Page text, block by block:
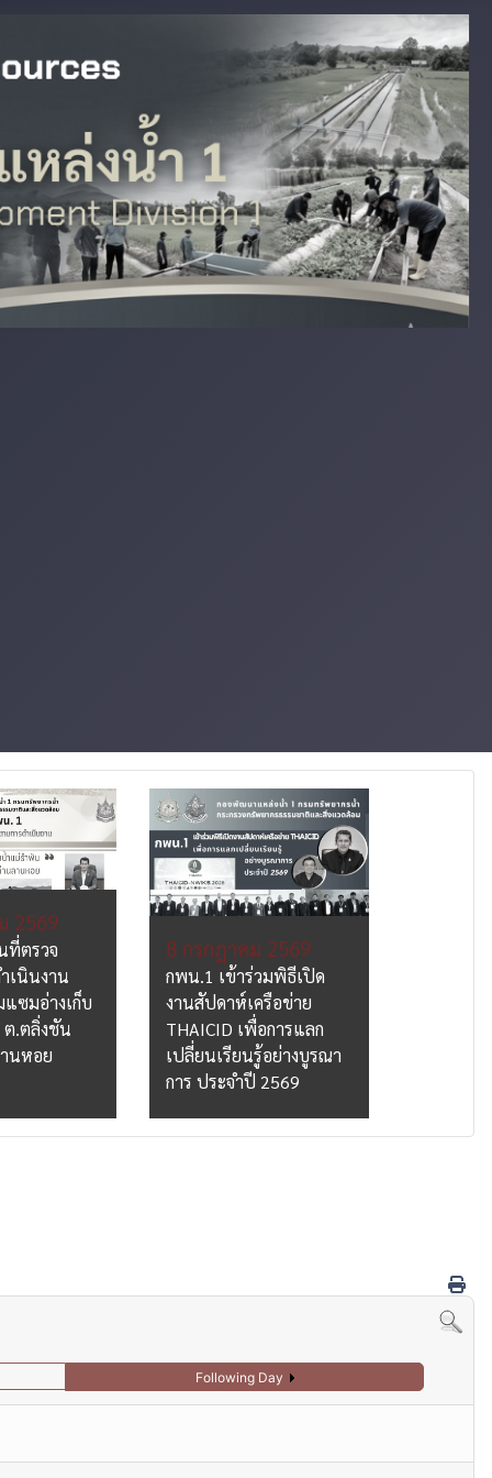
2569
ที่ตรวจ
เนินงาน
แซมอ่างเก็บ
.ตลิ่งชัน
นหอย
8 กรกฎาคม 2569
กพน.1 เข้าร่วมพิธีเปิด
งานสัปดาห์เครือข่าย
THAICID เพื่อการแลก
เปลี่ยนเรียนรู้อย่างบูรณา
การ ประจำปี 2569
Following Day